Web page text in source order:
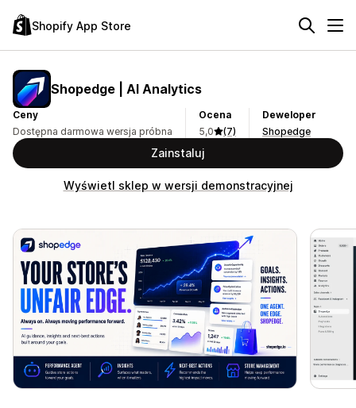
Shopify App Store
Shopedge | AI Analytics
Ceny
Dostępna darmowa wersja próbna
Ocena
5,0
(7)
Deweloper
Shopedge
Zainstaluj
Wyświetl sklep w wersji demonstracyjnej